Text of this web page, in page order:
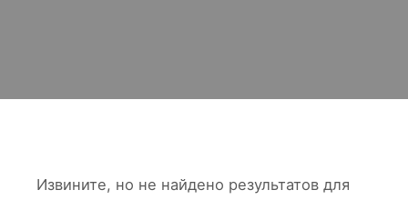
Извините, но не найдено результатов для